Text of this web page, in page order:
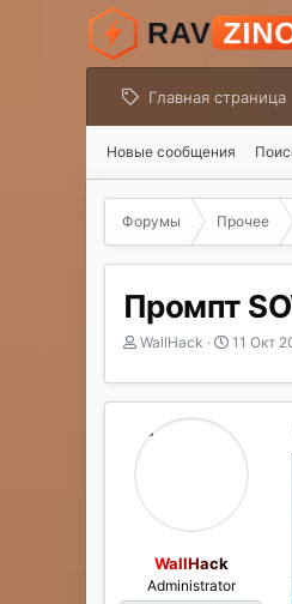
Главная страница
Новые сообщения
Форумы Прочее
Промпт
А
т
о
т
ы
WallHack
Д
т
а
а
л
11 Окт
WallHack
Administrator